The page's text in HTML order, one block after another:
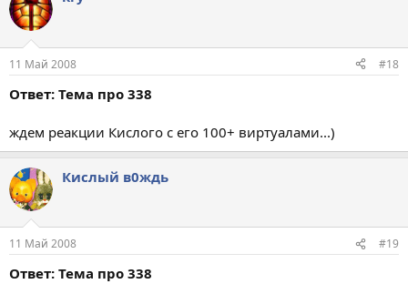
11 Май 2008 #18
Ответ: Тема про 338
ждем реакции Кислого с его 100+ виртуалами...)
Кислый в0ждь
11 Май 2008 #19
Ответ: Тема про 338